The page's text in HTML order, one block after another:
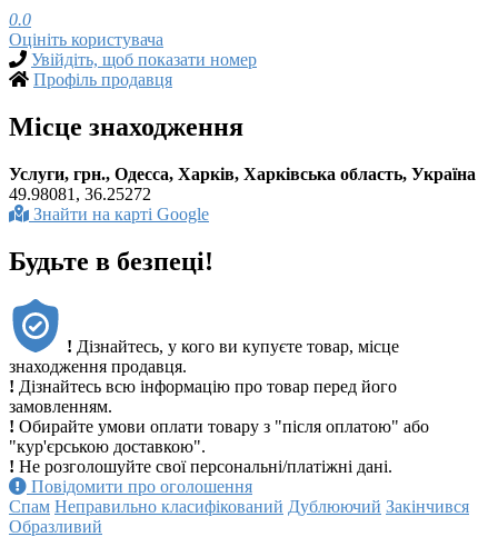
0.0
Оцініть користувача
Увійдіть, щоб показати номер
Профіль продавця
Місце знаходження
Услуги, грн., Одесса, Харків, Харківська область, Україна
49.98081, 36.25272
Знайти на карті Google
Будьте в безпеці!
! Дізнайтесь, у кого ви купуєте товар, місце
знаходження продавця.
! Дізнайтесь всю інформацію про товар перед його
замовленням.
! Обирайте умови оплати товару з "після оплатою" або
"кур'єрською доставкою".
! Не розголошуйте свої персональні/платіжні дані.
Повідомити про оголошення
Спам Неправильно класифікований Дублюючий Закінчився
Образливий